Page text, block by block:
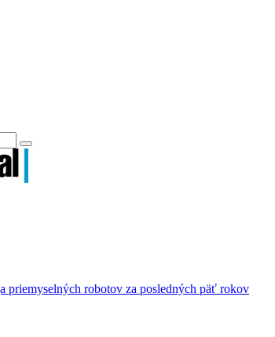
priemyselných robotov za posledných päť rokov